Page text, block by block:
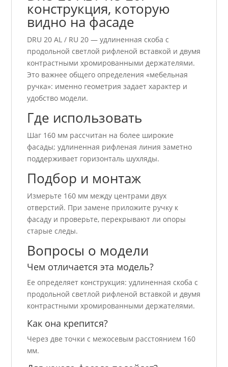
конструкция, которую
видно на фасаде
DRU 20 AL / RU 20 — удлиненная скоба с
продольной светлой рифленой вставкой и двумя
контрастными хромированными держателями.
Это важнее общего определения «мебельная
ручка»: именно геометрия задает характер и
удобство модели.
Где использовать
Шаг 160 мм рассчитан на более широкие
фасады; удлиненная рифленая линия заметно
поддерживает горизонталь шухляды.
Подбор и монтаж
Измерьте 160 мм между центрами двух
отверстий. При замене приложите ручку к
фасаду и проверьте, перекрывают ли опоры
старые следы.
Вопросы о модели
Чем отличается эта модель?
Ее определяет конструкция: удлиненная скоба с
продольной светлой рифленой вставкой и двумя
контрастными хромированными держателями.
Как она крепится?
Через две точки с межосевым расстоянием 160
мм.